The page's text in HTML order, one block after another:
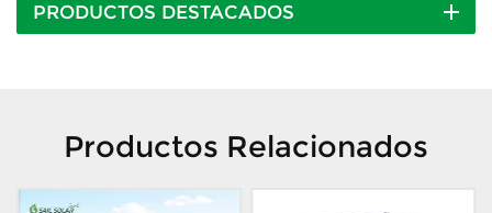
PRODUCTOS DESTACADOS
Productos Relacionados